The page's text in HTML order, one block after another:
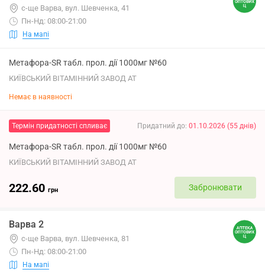
с-ще Варва, вул. Шевченка, 41
Пн-Нд: 08:00-21:00
На мапі
Метафора-SR табл. прол. дії 1000мг №60
КИЇВСЬКИЙ ВІТАМІННИЙ ЗАВОД АТ
Немає в наявності
Термін придатності спливає Придатний до: 01.10.2026 (55 днів)
Метафора-SR табл. прол. дії 1000мг №60
КИЇВСЬКИЙ ВІТАМІННИЙ ЗАВОД АТ
222.60 грн Забронювати
Варва 2
с-ще Варва, вул. Шевченка, 81
Пн-Нд: 08:00-21:00
На мапі